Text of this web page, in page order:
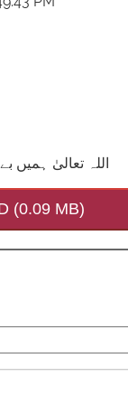
اللہ تعالیٰ ہمیں
(0.09 MB)